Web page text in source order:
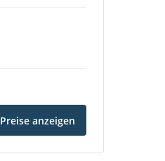
Preise anzeigen